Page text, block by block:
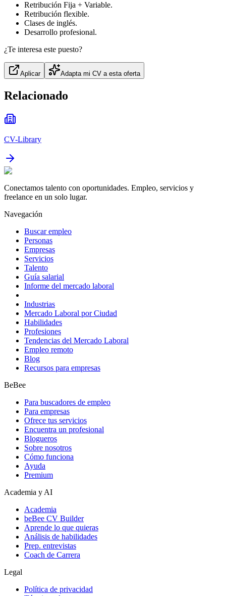
Retribución Fija + Variable.
Retribución flexible.
Clases de inglés.
Desarrollo profesional.
¿Te interesa este puesto?
Aplicar Adapta mi CV a esta oferta
Relacionado
CV-Library
Conectamos talento con oportunidades. Empleo, servicios y
freelance en un solo lugar.
Navegación
Buscar empleo
Personas
Empresas
Servicios
Talento
Guía salarial
Informe del mercado laboral
Industrias
Mercado Laboral por Ciudad
Habilidades
Profesiones
Tendencias del Mercado Laboral
Empleo remoto
Blog
Recursos para empresas
BeBee
Para buscadores de empleo
Para empresas
Ofrece tus servicios
Encuentra un profesional
Blogueros
Sobre nosotros
Cómo funciona
Ayuda
Premium
Academia y AI
Academia
beBee CV Builder
Aprende lo que quieras
Análisis de habilidades
Prep. entrevistas
Coach de Carrera
Legal
Política de privacidad